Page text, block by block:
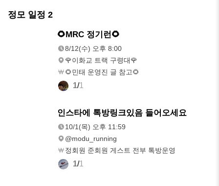
정모 일정 2
🌻MRC 정기런🌻
8/12(수) 오후 8:00
🌹이화교 트랙 구령대🌹
🌻민태 운영진 글 참고🌻
1/1
인스타에 톡방링크있음 들어오세요
10/1(목) 오후 11:59
@modu_running
정회원 준회원 게스트 전부 톡방운영
1/1